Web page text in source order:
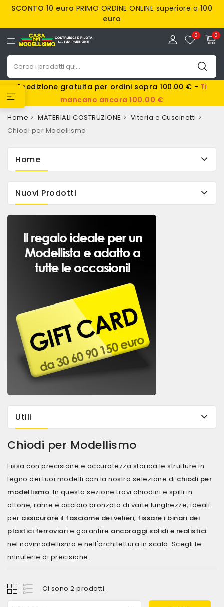
SCONTO 10 euro PRIMO ORDINE ONLINE superiore a 100
euro
0
0
Spedizione gratuita per ordini sopra 100.00 € - Ti
mancano ancora 100.00 €
Home MATERIALI COSTRUZIONE
Viteria e Cuscinetti
Chiodi per Modellismo
Home
Nuovi Prodotti
Utili
Chiodi per Modellismo
Fissa con precisione e accuratezza storica le strutture in
legno dei tuoi modelli con la nostra selezione di chiodi per
modellismo. In questa sezione trovi chiodini e spilli in
ottone, rame e acciaio bronzato di varie lunghezze, ideali
per assicurare il fasciame dei velieri, fissare i binari dei
plastici ferroviari e garantire ancoraggi solidi e realistici
nel navimodellismo e nell'architettura in scala. Scegli le
minuterie di precisione.
Ci sono 2 prodotti.